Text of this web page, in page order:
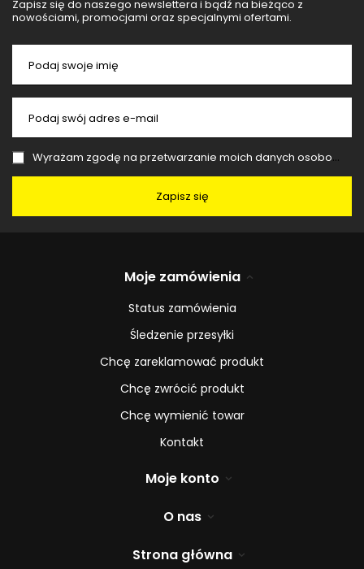
Zapisz się do naszego newslettera i bądź na bieżąco z
nowościami, promocjami oraz specjalnymi ofertami.
Podaj swoje imię
Podaj swój adres e-mail
Wyrażam zgodę na przetwarzanie moich danych osobowych (adres e-mail) na potrzeby wysyłki newslettera z informacją handlową (marketing). Więcej w
Zapisz się
Moje zamówienia
Status zamówienia
Śledzenie przesyłki
Chcę zareklamować produkt
Chcę zwrócić produkt
Chcę wymienić towar
Kontakt
Moje konto
O nas
Strona główna